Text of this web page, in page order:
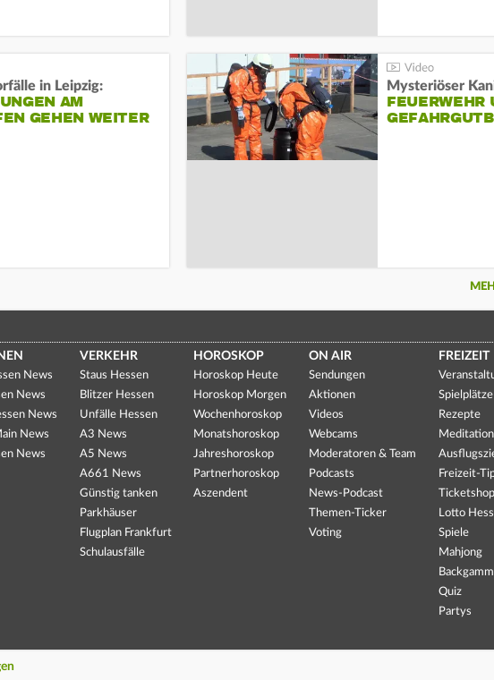
in Leipzig:
AM
GEHEN WEITER
Mysteriöser
FEUERWEHR
News
News
News
News
News
VERKEHR
Staus Hessen
Blitzer Hessen
Unfälle Hessen
A3 News
A5 News
A661 News
Günstig tanken
Parkhäuser
Flugplan Frankfurt
Schulausfälle
HOROSKOP
Horoskop Heute
Horoskop Morgen
Wochenhoroskop
Monatshoroskop
Jahreshoroskop
Partnerhoroskop
Aszendent
ON AIR
Sendungen
Aktionen
Videos
Webcams
Moderatoren & Team
Podcasts
News-Podcast
Themen-Ticker
Voting
FREIZEIT
Spielplätze
Rezepte
Meditation
Freizeit-
Ticketshop
Lotto
Spiele
Mahjong
Quiz
Partys